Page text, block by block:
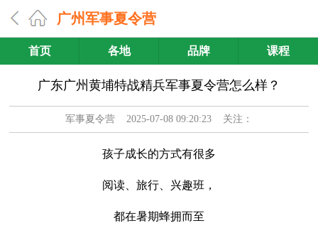
广州军事夏令营
首页 各地 品牌 课程
广东广州黄埔特战精兵军事夏令营怎么样？
军事夏令营2025-07-08 09:20:23 关注：
孩子成长的方式有很多
阅读、旅行、兴趣班，
都在暑期蜂拥而至